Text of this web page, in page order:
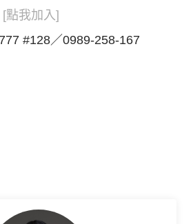
[點我加入]
#128／0989-258-167